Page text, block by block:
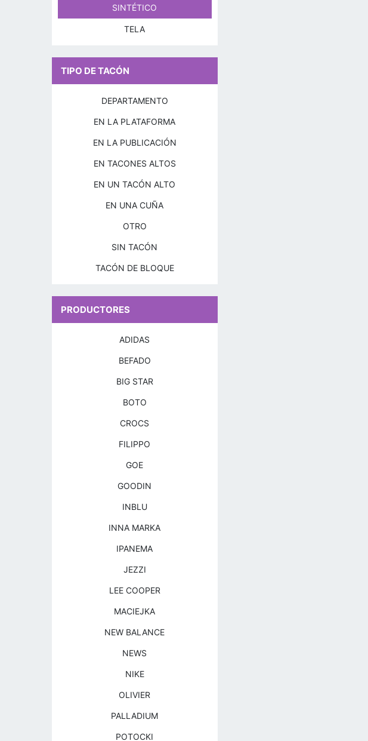
SINTÉTICO
TELA
TIPO DE TACÓN
DEPARTAMENTO
EN LA PLATAFORMA
EN LA PUBLICACIÓN
EN TACONES ALTOS
EN UN TACÓN ALTO
EN UNA CUÑA
OTRO
SIN TACÓN
TACÓN DE BLOQUE
PRODUCTORES
ADIDAS
BEFADO
BIG STAR
BOTO
CROCS
FILIPPO
GOE
GOODIN
INBLU
INNA MARKA
IPANEMA
JEZZI
LEE COOPER
MACIEJKA
NEW BALANCE
NEWS
NIKE
OLIVIER
PALLADIUM
POTOCKI